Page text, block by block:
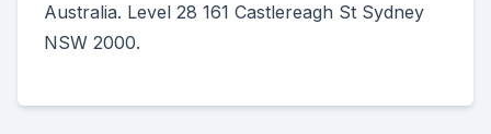
Australia. Level 28 161 Castlereagh St Sydney
NSW 2000.